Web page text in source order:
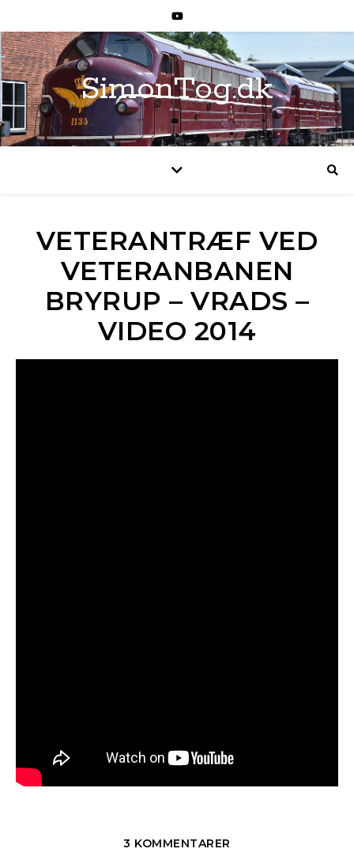
SimonTog.dk
VETERANTRÆF VED
VETERANBANEN
BRYRUP – VRADS –
VIDEO 2014
3 KOMMENTARER